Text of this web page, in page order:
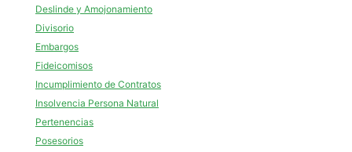
Deslinde y Amojonamiento
Divisorio
Embargos
Fideicomisos
Incumplimiento de Contratos
Insolvencia Persona Natural
Pertenencias
Posesorios